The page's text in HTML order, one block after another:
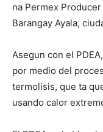
na Permex
Barangay Ayala,
Asegun con el
por medio del
termolisis, que ta
usando calor